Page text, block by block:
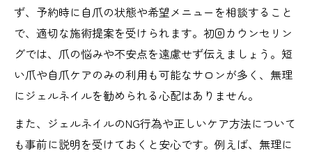
ず、予約時に自爪の状態や希望メニューを相談すること
で、適切な施術提案を受けられます。初回カウンセリン
グでは、爪の悩みや不安点を遠慮せず伝えましょう。短
い爪や自爪ケアのみの利用も可能なサロンが多く、無理
にジェルネイルを勧められる心配はありません。
また、ジェルネイルのNG行為や正しいケア方法について
も事前に説明を受けておくと安心です。例えば、無理に